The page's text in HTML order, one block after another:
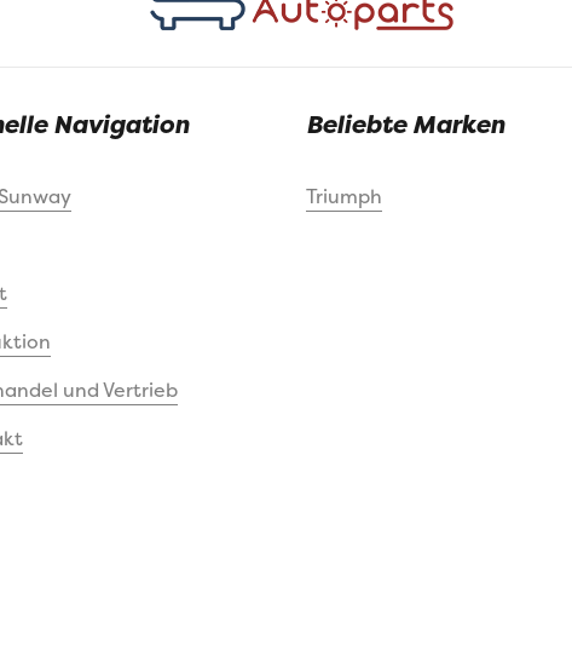
Navigation
und Vertrieb
Beliebte Marken
Triumph